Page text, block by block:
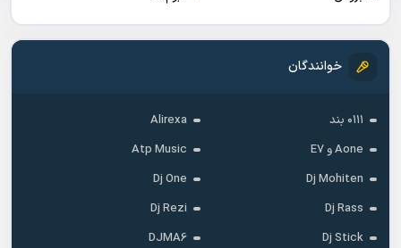
خوانندگان
۰۱۱۱ بند
Alirexa
Aone و E7
Atp Music
Dj Mohiten
Dj One
Dj Rass
Dj Rezi
Dj Stick
DJMA6